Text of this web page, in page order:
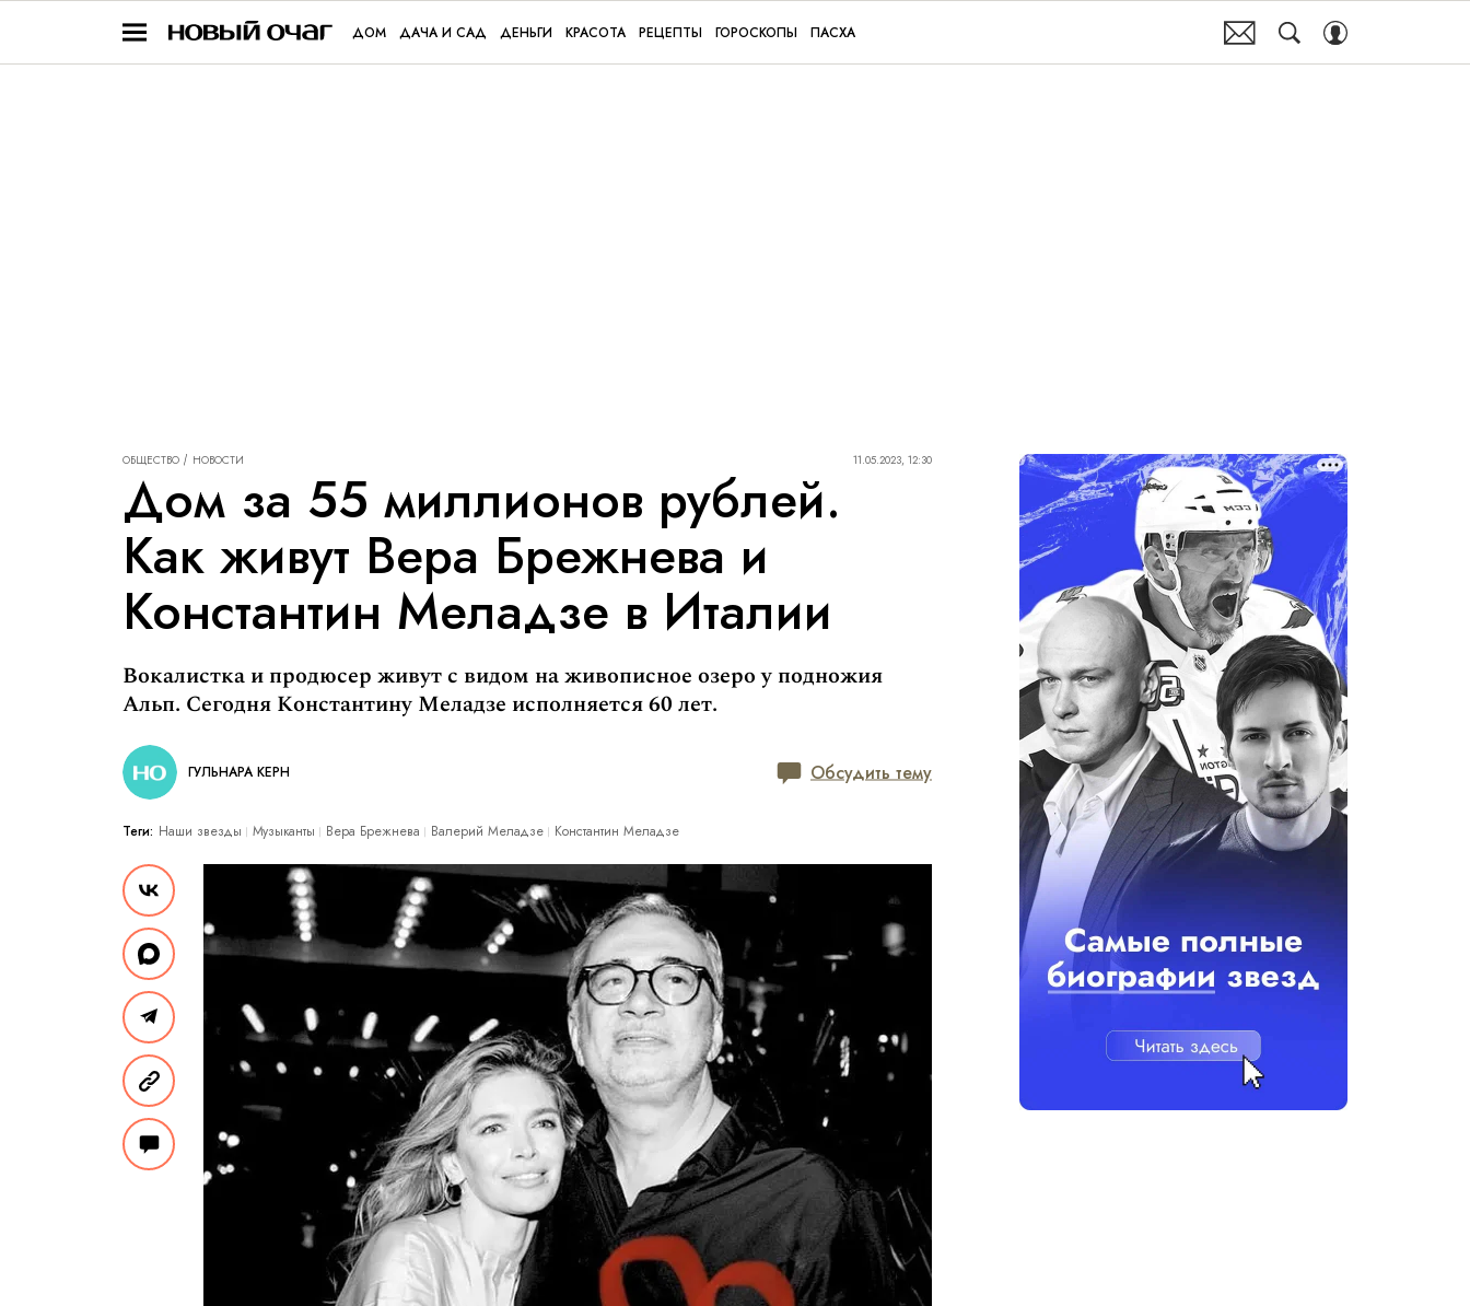
ДОМ ДАЧА И САД ДЕНЬГИ КРАСОТА РЕЦЕПТЫ ГОРОСКОПЫ ПАСХА
ОБЩЕСТВО НОВОСТИ 11.05.2023, 12:30
Дом за 55 миллионов рублей.
Как живут Вера Брежнева и
Константин Меладзе в Италии
Вокалистка и продюсер живут с видом на живописное озеро у подножия
Альп. Сегодня Константину Меладзе исполняется 60 лет.
ГУЛЬНАРА КЕРН Обсудить тему
Теги: Наши звезды Музыканты Вера Брежнева Валерий Меладзе Константин Меладзе